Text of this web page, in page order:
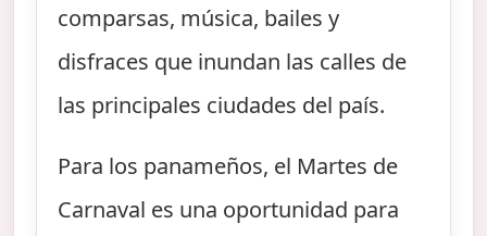
comparsas, música, bailes y
disfraces que inundan las calles de
las principales ciudades del país.
Para los panameños, el Martes de
Carnaval es una oportunidad para